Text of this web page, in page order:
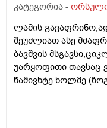
კატეგორია -
ლამის
შეუძლიათ ასე
ბავშვის
უარყოფითი თავსაც
წამივხტე